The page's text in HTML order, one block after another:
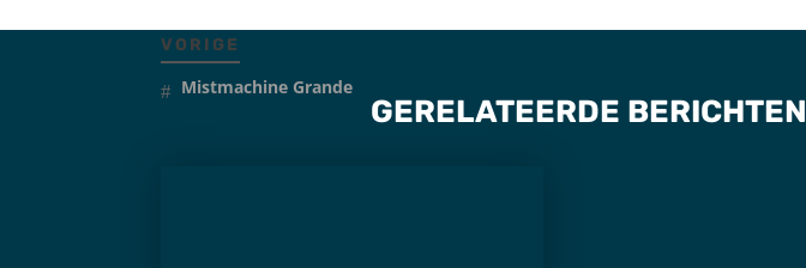
VORIGE
Mistmachine Grande
GERELATEERDE BERICHTEN